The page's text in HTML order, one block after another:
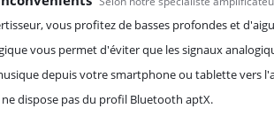
vous profitez de basses profondes et
vous permet d'éviter que les signaux
depuis votre smartphone ou tablette vers
dispose pas du profil Bluetooth aptX.